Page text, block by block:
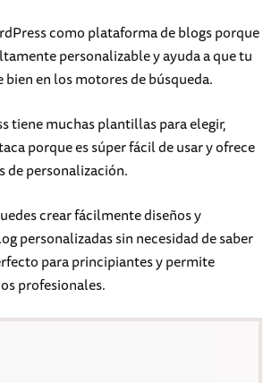
como plataforma de blogs porque
personalizable y ayuda a que tu
en los motores de búsqueda.
tiene muchas plantillas para elegir,
porque es súper fácil de usar y ofrece
de personalización.
crear fácilmente diseños y
personalizadas sin necesidad de saber
para principiantes y permite
profesionales.